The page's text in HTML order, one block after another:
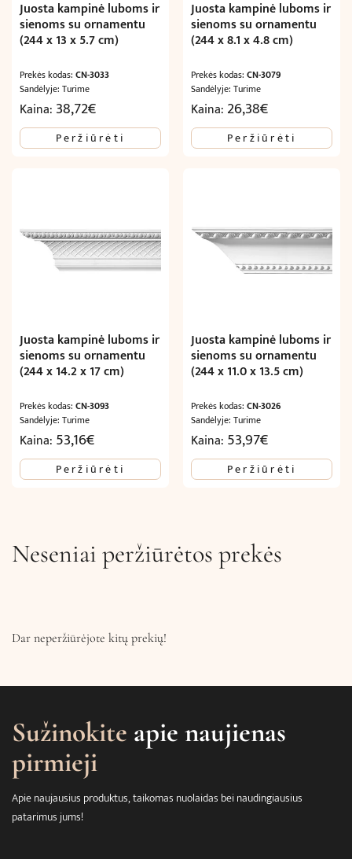
Juosta kampinė luboms ir
sienoms su ornamentu
(244 x 13 x 5.7 cm)
Prekės kodas: CN-3033
Sandėlyje: Turime
Kaina: 38,72€
Peržiūrėti
Juosta kampinė luboms ir
sienoms su ornamentu
(244 x 8.1 x 4.8 cm)
Prekės kodas:CN-3079
Sandėlyje: Turime
Kaina: 26,38€
Peržiūrėti
Juosta kampinė luboms ir
sienoms su ornamentu
(244 x 14.2 x 17 cm)
Prekės kodas: CN-3093
Sandėlyje: Turime
Kaina: 53,16€
Peržiūrėti
Juosta kampinė luboms ir
sienoms su ornamentu
(244 x 11.0 x 13.5 cm)
Prekės kodas:CN-3026
Sandėlyje: Turime
Kaina: 53,97€
Peržiūrėti
Neseniai peržiūrėtos prekės
Dar neperžiūrėjote kitų prekių!
Sužinokite apie naujienas
pirmieji
Apie naujausius produktus, taikomas nuolaidas bei naudingiausius
patarimus jums!